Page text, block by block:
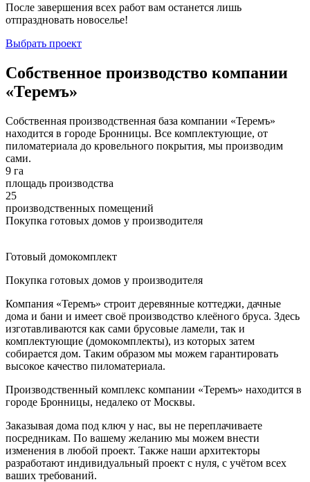
После завершения всех работ вам останется лишь
отпраздновать новоселье!
Выбрать проект
Собственное производство компании
«Теремъ»
Собственная производственная база компании «Теремъ»
находится в городе Бронницы. Все комплектующие, от
пиломатериала до кровельного покрытия, мы производим
сами.
9 га
площадь производства
25
производственных помещений
Покупка готовых домов у производителя
Готовый домокомплект
Покупка готовых домов у производителя
Компания «Теремъ» строит деревянные коттеджи, дачные
дома и бани и имеет своё производство клеёного бруса. Здесь
изготавливаются как сами брусовые ламели, так и
комплектующие (домокомплекты), из которых затем
собирается дом. Таким образом мы можем гарантировать
высокое качество пиломатериала.
Производственный комплекс компании «Теремъ» находится в
городе Бронницы, недалеко от Москвы.
Заказывая дома под ключ у нас, вы не переплачиваете
посредникам. По вашему желанию мы можем внести
изменения в любой проект. Также наши архитекторы
разработают индивидуальный проект с нуля, с учётом всех
ваших требований.